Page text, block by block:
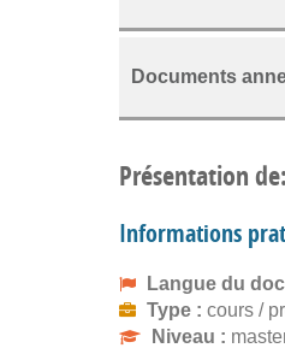
Documents
Présentation
Informations
Langue du
Type : cours /
Niveau :